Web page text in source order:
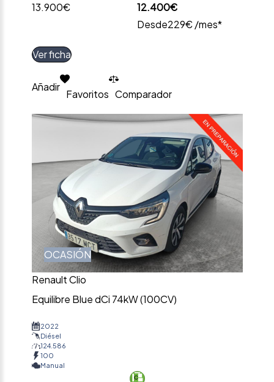
13.900€
12.400€
Desde229€ /mes*
Ver ficha
Añadir
Favoritos Comparador
OCASIÓN
Renault Clio
Equilibre Blue dCi 74kW (100CV)
2022
Diésel
124.586
100
Manual